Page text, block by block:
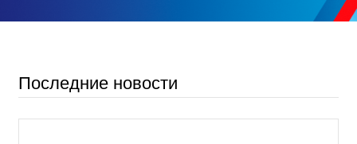
Последние новости